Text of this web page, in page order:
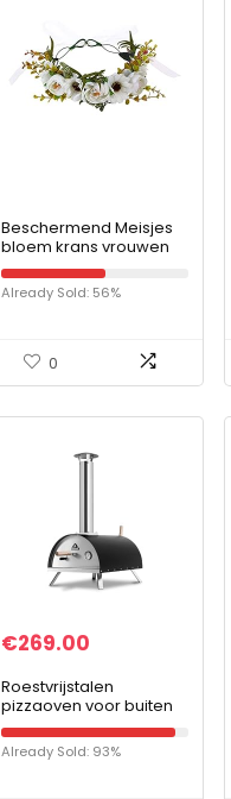
Beschermend Meisjes
bloem krans vrouwen
hoofddeksels bruids
garland partij
hoofdband bloemen
Already Sold: 56%
0
€269.00
Roestvrijstalen
pizzaoven voor buiten
Nero incl. pizzaschep &
pizzasteen,
hoogwaardige
Already Sold: 93%